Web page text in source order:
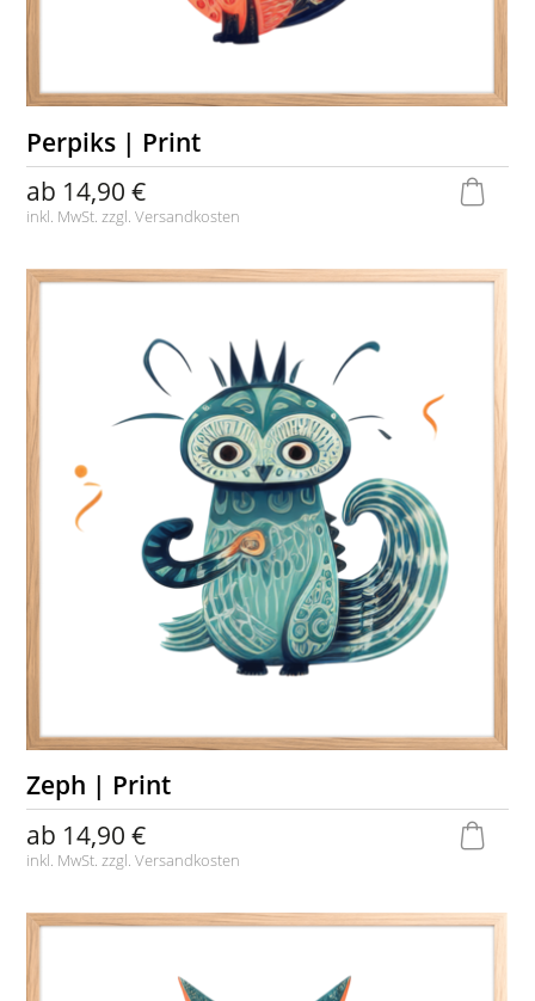
Perpiks | Print
ab 14,90 €
inkl. MwSt. zzgl.Versandkosten
Zeph | Print
ab 14,90 €
inkl. MwSt. zzgl.Versandkosten